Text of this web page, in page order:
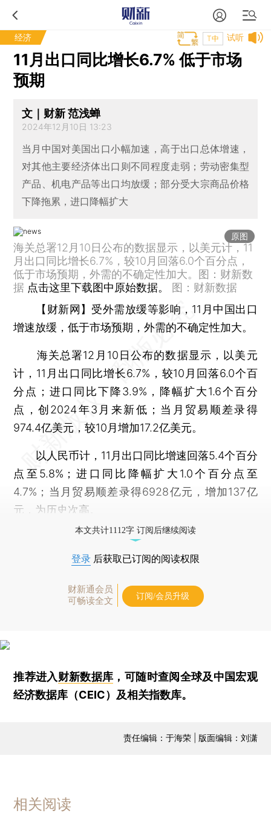
经济 试听
T中
11月出口同比增长6.7% 低于市场
预期
文｜财新 范浅蝉
2024年12月10日 13:23
当月中国对美国出口小幅加速，高于出口总体增速，
对其他主要经济体出口则不同程度走弱；劳动密集型
产品、机电产品等出口均放缓；部分受大宗商品价格
下降拖累，进口降幅扩大
原图
海关总署12月10日公布的数据显示，以美元计，11
月出口同比增长6.7%，较10月回落6.0个百分点，
低于市场预期，外需的不确定性加大。图：财新数
据 点击这里下载图中原始数据。
图：财新数据
【财新网】 受外需放缓等影响，11月中国出口
增速放缓，低于市场预期，外需的不确定性加大。
海关总署12月10日公布的数据显示，以美元
计，11月出口同比增长6.7%，较10月回落6.0个百
分点；进口同比下降3.9%，降幅扩大1.6个百分
点，创2024年3月来新低；当月贸易顺差录得
974.4亿美元，较10月增加17.2亿美元。
以人民币计，11月出口同比增速回落5.4个百分
点至5.8%；进口同比降幅扩大1.0个百分点至
4.7%；当月贸易顺差录得6928亿元，增加137亿
元，为历史次高。
本文共计1112字 订阅后继续阅读
登录 后获取已订阅的阅读权限
财新通会员
可畅读全文
订阅/会员升级
推荐进入财新数据库 ，可随时查阅全球及中国宏观
经济数据库（CEIC）及相关指数库。
责任编辑：于海荣 | 版面编辑：刘潇
相关阅读